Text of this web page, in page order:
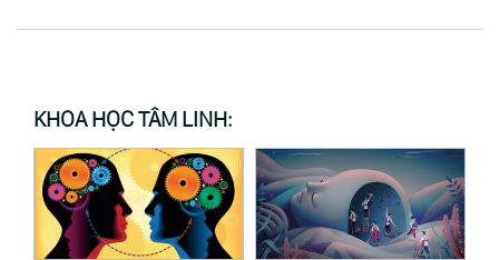
KHOA HỌC TÂM LINH: